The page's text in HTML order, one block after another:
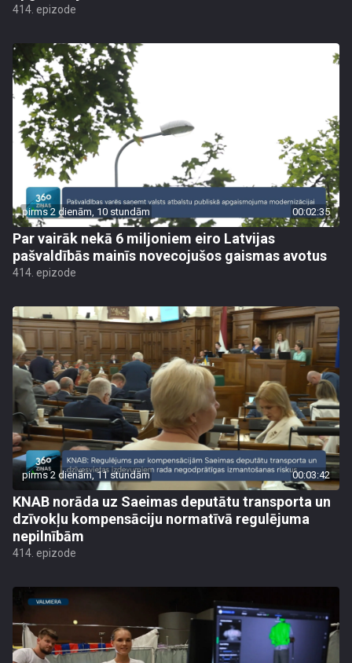
414. epizode
pirms 2 dienām, 10 stundām 00:02:35
Par vairāk nekā 6 miljoniem eiro Latvijas
pašvaldībās mainīs novecojušos gaismas avotus
414. epizode
pirms 2 dienām, 11 stundām 00:03:42
KNAB norāda uz Saeimas deputātu transporta un
dzīvokļu kompensāciju normatīvā regulējuma
nepilnībām
414. epizode